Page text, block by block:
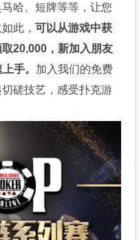
哈、短牌等等，让您
此，可以从游戏中获
20,000，新加入朋友
手。 加入我们的免费
磋技艺，感受扑克游